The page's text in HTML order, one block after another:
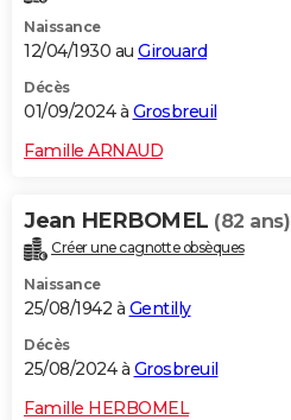
Naissance
12/04/1930 au Girouard
Décès
01/09/2024 à Grosbreuil
Famille ARNAUD
Jean HERBOMEL (82 ans)
Créer une cagnotte obsèques
Naissance
25/08/1942 à Gentilly
Décès
25/08/2024 à Grosbreuil
Famille HERBOMEL